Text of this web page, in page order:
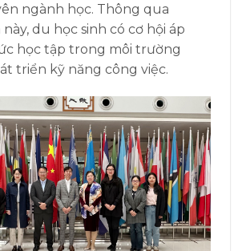
ngành học. Thông qua
du học sinh có cơ hội áp
học tập trong môi trường
triển kỹ năng công việc.